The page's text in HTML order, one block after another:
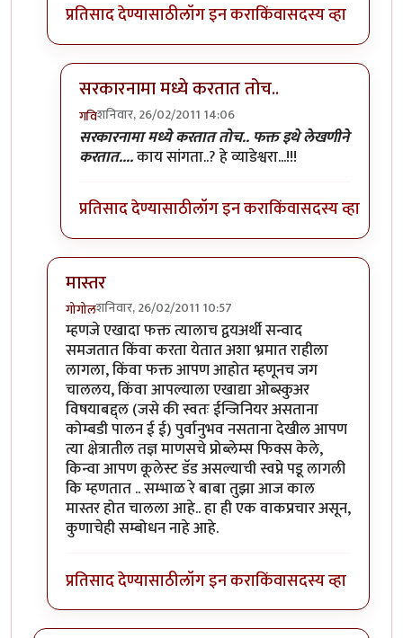
प्रतिसाद देण्यासाठीलॉग इन कराकिंवासदस्य व्हा
सरकारनामा मध्ये करतात तोच..
गविशनिवार, 26/02/2011 14:06
In reply toकोदा, मास्तर तसेच गुरुजी हीbyमस्त कलंदर
सरकारनामा मध्ये करतात तोच.. फक्त इथे लेखणीने
करतात....काय सांगता..? हे व्याडेश्वरा...!!!
प्रतिसाद देण्यासाठीलॉग इन कराकिंवासदस्य व्हा
मास्तर
गोगोलशनिवार, 26/02/2011 10:57
In reply toतीनचार महिन्यांत ब-याच शंकाby
म्हणजे एखादा फक्त त्यालाच द्वयअर्थी सन्वाद
समजतात किंवा करता येतात अशा भ्रमात राहीला
लागला, किंवा फक्त आपण आहोत म्हणूनच जग
चाललय, किंवा आपल्याला एखाद्या ओब्स्कुअर
विषयाबद्द्ल (जसे की स्वतः ईन्जिनियर असताना
कोम्बडी पालन ई ई) पुर्वानुभव नसताना देखील आपण
त्या क्षेत्रातील तज्ञ माणसचे प्रोब्लेम्स फिक्स केले,
किन्वा आपण कूलेस्ट डॅड असल्याची स्वप्ने पडू लागली
कि म्हणतात .. सम्भाळ रे बाबा तुझा आज काल
मास्तर होत चालला आहे.. हा ही एक वाकप्रचार असून,
कुणाचेही सम्बोधन नाहे आहे.
प्रतिसाद देण्यासाठीलॉग इन कराकिंवासदस्य व्हा